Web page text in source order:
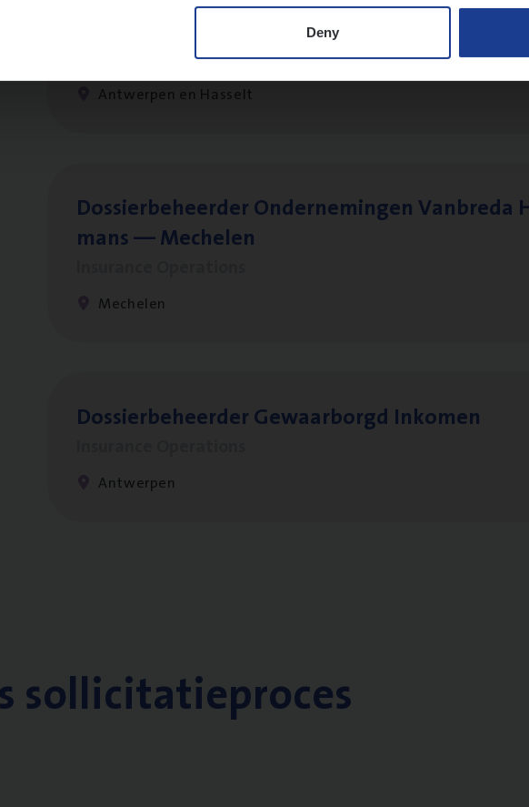
Deny
Dos­sier­be­heer­der Pro­per­ty verzekeringen
Insurance Operations
Antwerpen en Hasselt
Dos­sier­be­heer­der Onder­ne­min­gen Van­b­re­da
mans — Mechelen
Mechelen
Dos­sier­be­heer­der Gewaar­borgd Inkomen
Antwerpen
sollicitatieproces